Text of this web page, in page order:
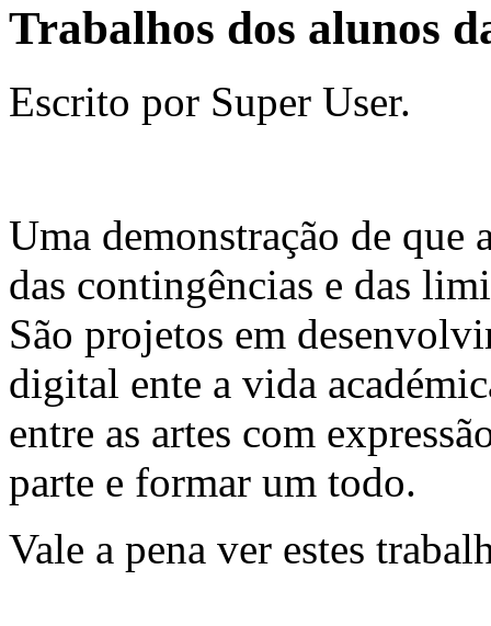
Trabalhos dos alunos
Escrito por Super User.
Uma demonstração de que
das contingências e das
São projetos em
digital ente a vida
entre as artes com
parte e formar um todo.
Vale a pena ver estes